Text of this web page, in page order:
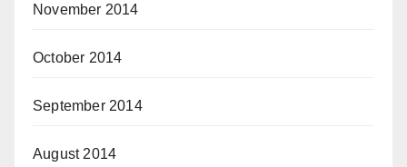
November 2014
October 2014
September 2014
August 2014